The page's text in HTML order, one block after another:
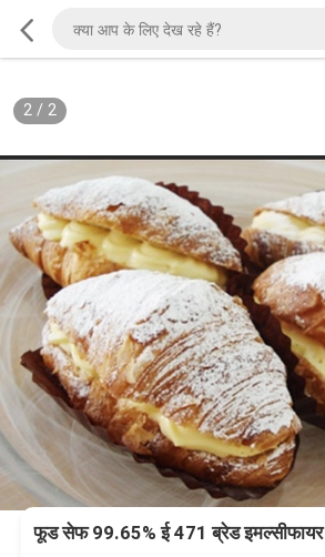
2/ 2
फूड सेफ 99.65% ई 471 ब्रेड इमल्सीफायर